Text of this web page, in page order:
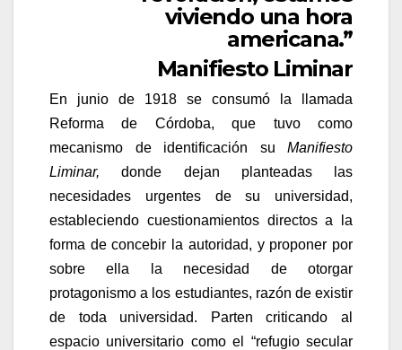
viviendo una hora
americana.”
Manifiesto Liminar
En junio de 1918 se consumó la llamada
Reforma de Córdoba, que tuvo como
mecanismo de identificación su Manifiesto
Liminar, donde dejan planteadas las
necesidades urgentes de su universidad,
estableciendo cuestionamientos directos a la
forma de concebir la autoridad, y proponer por
sobre ella la necesidad de otorgar
protagonismo a los estudiantes, razón de existir
de toda universidad. Parten criticando al
espacio universitario como el “refugio secular